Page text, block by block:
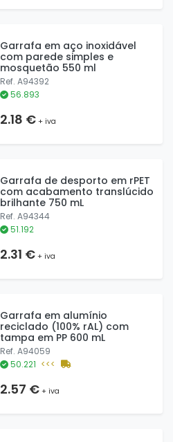
Garrafa em aço inoxidável
com parede simples e
mosquetão 550 ml
Ref. A94392
56.893
2.18 €+ iva
Garrafa de desporto em rPET
com acabamento translúcido
brilhante 750 mL
Ref. A94344
51.192
2.31 €+ iva
Garrafa em alumínio
reciclado (100% rAL) com
tampa em PP 600 mL
Ref. A94059
50.221 <<<
2.57 €+ iva